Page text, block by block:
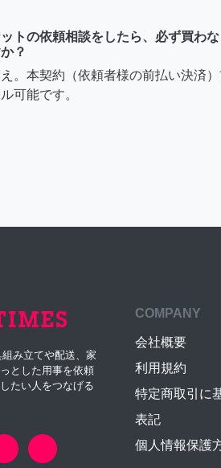
トの依頼相談をしたら、必ず買わ
？
。本契約（依頼者様の前払い決済
可能です。
み立てや配送、家
とした用事を依頼
たい人をつなげる
COMPANY
会社概要
利用規約
特定商取引に
表記
個人情報保護